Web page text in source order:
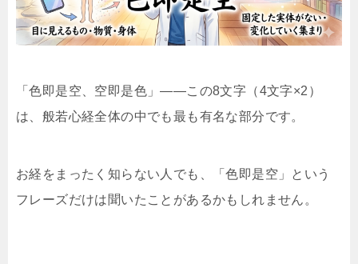
「色即是空、空即是色」——この8文字（4文字×2）
は、般若心経全体の中でも最も有名な部分です。
お経をまったく知らない人でも、「色即是空」という
フレーズだけは聞いたことがあるかもしれません。